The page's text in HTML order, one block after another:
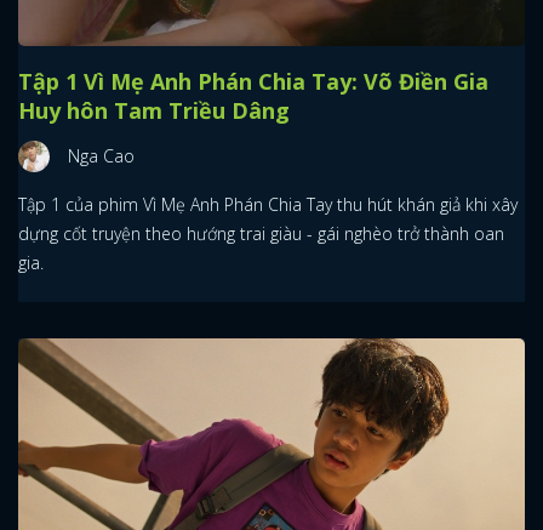
Tập 1 Vì Mẹ Anh Phán Chia Tay: Võ Điền Gia
Huy hôn Tam Triều Dâng
Nga Cao
Tập 1 của phim Vì Mẹ Anh Phán Chia Tay thu hút khán giả khi xây
dựng cốt truyện theo hướng trai giàu - gái nghèo trở thành oan
gia.